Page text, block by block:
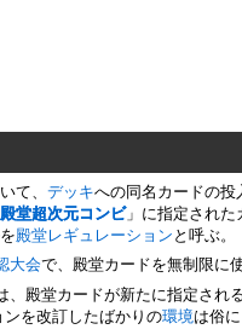
て、デッキへの同名カードの投
堂超次元コンビ」に指定された
殿堂レギュレーション と呼ぶ。
大会で、殿堂カードを無制限に
、殿堂カードが新たに指定され
を改訂したばかりの環境は俗